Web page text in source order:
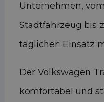
Unternehmen,
Stadtfahrzeug bis
täglichen Einsatz
Der Volkswagen
komfortabel und